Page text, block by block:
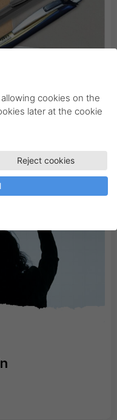
cookies on the
later at the cookie
Reject cookies